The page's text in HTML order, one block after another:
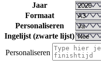
Jaar
Formaat
Personaliseren
Ingelijst (zwarte lijst)
Personaliseren